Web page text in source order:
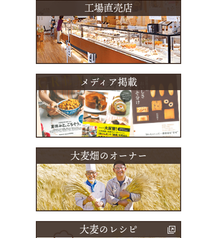
工場直売店
メディア掲載
大麦畑のオーナー
大麦のレシピ